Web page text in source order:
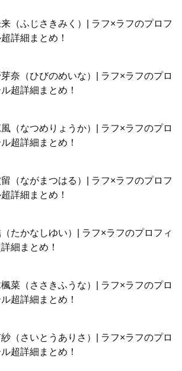
（ふじさきみく）| ラフ×ラフのプロフ
詳細まとめ！
芽奈（ひびのめいな）| ラフ×ラフのプロ
超詳細まとめ！
（なつめりょうか）| ラフ×ラフのプロ
超詳細まとめ！
（ながまつはる）| ラフ×ラフのプロフ
詳細まとめ！
たかなしゆい）| ラフ×ラフのプロフィ
細まとめ！
菜（ささきふうな）| ラフ×ラフのプロ
超詳細まとめ！
（さいとうありさ）| ラフ×ラフのプロ
超詳細まとめ！